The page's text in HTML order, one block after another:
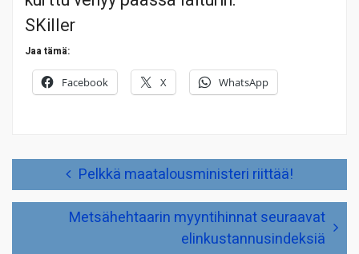
SKiller
Jaa tämä:
Facebook X WhatsApp
Pelkkä maatalousministeri riittää!
Metsähehtaarin myyntihinnat seuraavat
elinkustannusindeksiä